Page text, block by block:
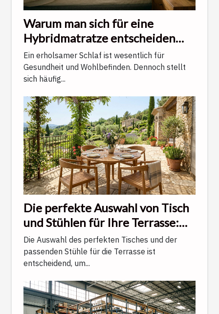
Warum man sich für eine
Hybridmatratze entscheiden
sollte, um optimal zu schlafen
Ein erholsamer Schlaf ist wesentlich für
Gesundheit und Wohlbefinden. Dennoch stellt
sich häufig...
Die perfekte Auswahl von Tisch
und Stühlen für Ihre Terrasse:
Ein Ratgeber
Die Auswahl des perfekten Tisches und der
passenden Stühle für die Terrasse ist
entscheidend, um...